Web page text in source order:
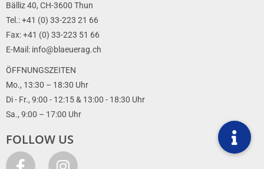
Bälliz 40, CH-3600 Thun
Tel.: +41 (0) 33-223 21 66
Fax: +41 (0) 33-223 51 66
E-Mail: info@blaeuerag.ch
ÖFFNUNGSZEITEN
Mo., 13:30 – 18:30 Uhr
Di - Fr., 9:00 - 12:15 & 13:00 - 18:30 Uhr
Sa., 9:00 – 17:00 Uhr
FOLLOW US